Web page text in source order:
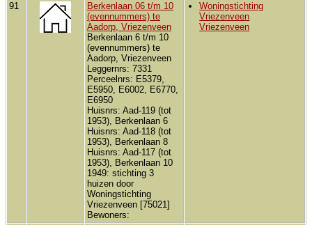
91
Berkenlaan 06 t/m 10
(evennummers) te
Aadorp, Vriezenveen
Berkenlaan 6 t/m 10
(evennummers) te
Aadorp, Vriezenveen
Leggernrs: 7331
Perceelnrs: E5379,
E5950, E6002, E6770,
E6950
Huisnrs: Aad-119 (tot
1953), Berkenlaan 6
Huisnrs: Aad-118 (tot
1953), Berkenlaan 8
Huisnrs: Aad-117 (tot
1953), Berkenlaan 10
1949: stichting 3
huizen door
Woningstichting
Vriezenveen [75021]
Bewoners:
Woningstichting
Vriezenveen
Vriezenveen